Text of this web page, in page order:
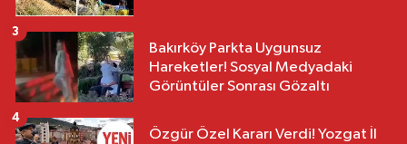
Bakırköy Parkta Uygunsuz
Hareketler! Sosyal Medyadaki
Görüntüler Sonrası Gözaltı
3
Özgür Özel Kararı Verdi! Yozgat İl
4